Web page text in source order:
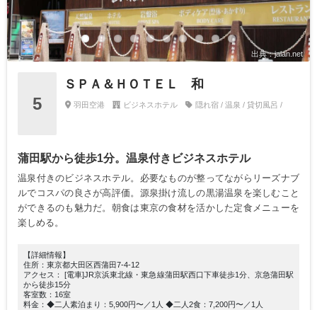
出典：jalan.net
5
ＳＰＡ＆ＨＯＴＥＬ 和
羽田空港 ビジネスホテル 隠れ宿 / 温泉 / 貸切風呂 /
蒲田駅から徒歩1分。温泉付きビジネスホテル
温泉付きのビジネスホテル。必要なものが整ってながらリーズナブ
ルでコスパの良さが高評価。源泉掛け流しの黒湯温泉を楽しむこと
ができるのも魅力だ。朝食は東京の食材を活かした定食メニューを
楽しめる。
【詳細情報】
住所：東京都大田区西蒲田7-4-12
アクセス： [電車]JR京浜東北線・東急線蒲田駅西口下車徒歩1分、京急蒲田駅
から徒歩15分
客室数：16室
料金：◆二人素泊まり：5,900円〜／1人 ◆二人2食：7,200円〜／1人